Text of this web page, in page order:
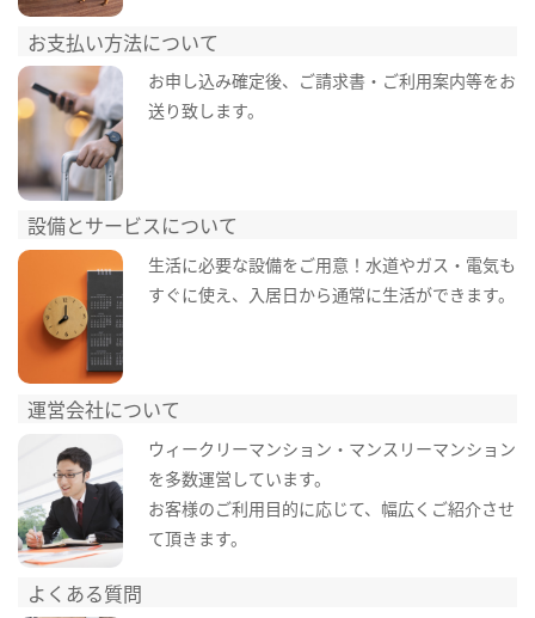
お支払い方法について
お申し込み確定後、ご請求書・ご利用案内等をお
送り致します。
設備とサービスについて
生活に必要な設備をご用意！水道やガス・電気も
すぐに使え、入居日から通常に生活ができます。
運営会社について
ウィークリーマンション・マンスリーマンション
を多数運営しています。
お客様のご利用目的に応じて、幅広くご紹介させ
て頂きます。
よくある質問